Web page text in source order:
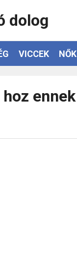
dolog
VICCEK NŐK
ennek